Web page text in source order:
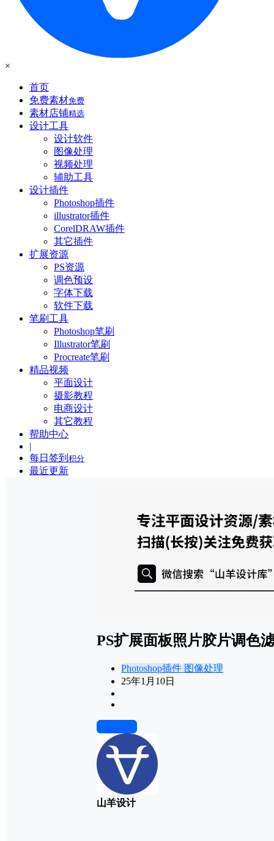
×
首页
免费素材免费
素材店铺精选
设计工具
设计软件
图像处理
视频处理
辅助工具
设计插件
Photoshop插件
illustrator插件
CorelDRAW插件
其它插件
扩展资源
PS资源
调色预设
字体下载
软件下载
笔刷工具
Photoshop笔刷
Illustrator笔刷
Procreate笔刷
精品视频
平面设计
摄影教程
电商设计
其它教程
帮助中心
|
每日签到 积分
最近更新
PS扩展面板照片胶片调色
Photoshop插件图像处理
25年1月10日
山羊设计